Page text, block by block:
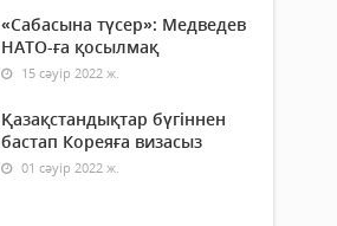
«Сабасына түсер»: Медведев
НАТО-ға қосылмақ
15 сәуір 2022 ж.
Қазақстандықтар бүгіннен
бастап Кореяға визасыз
01 сәуір 2022 ж.